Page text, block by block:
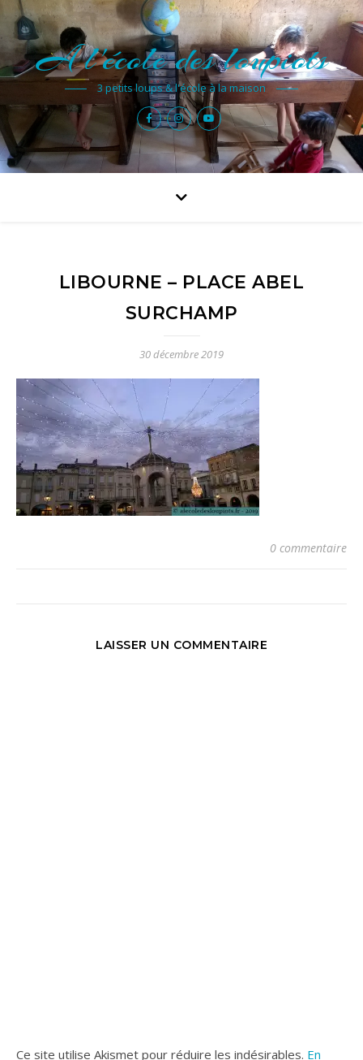
A l'école des loupiots
3 petits loups & l'école à la maison
LIBOURNE – PLACE ABEL
SURCHAMP
30 décembre 2019
0 commentaire
LAISSER UN COMMENTAIRE
Ce site utilise Akismet pour réduire les indésirables. En